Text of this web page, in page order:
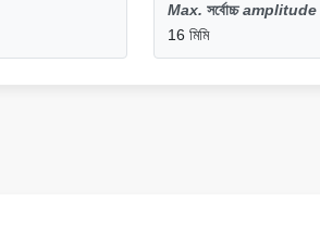
Max. সর্বোচ্চ amplitude
16 মিমি